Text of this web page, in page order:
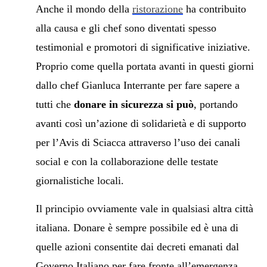
Anche il mondo della ristorazioneha contribuito
alla causa e gli chef sono diventati spesso
testimonial e promotori di significative iniziative.
Proprio come quella portata avanti in questi giorni
dallo chef Gianluca Interrante per fare sapere a
tutti che donare in sicurezza si può, portando
avanti così un’azione di solidarietà e di supporto
per l’Avis di Sciacca attraverso l’uso dei canali
social e con la collaborazione delle testate
giornalistiche locali.
Il principio ovviamente vale in qualsiasi altra città
italiana. Donare è sempre possibile ed è una di
quelle azioni consentite dai decreti emanati dal